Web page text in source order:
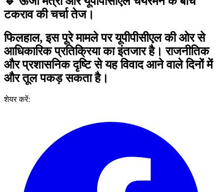
टकराव की चर्चा तेज।
फिलहाल, इस पूरे मामले पर यूपीपीसीएल की ओर से
आधिकारिक प्रतिक्रिया का इंतजार है। राजनीतिक
और प्रशासनिक दृष्टि से यह विवाद आने वाले दिनों में
और तूल पकड़ सकता है।
शेयर करें: